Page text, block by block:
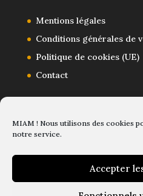
MIAM ! Nous utilisons des cookies
notre service.
Accepter
Mentions légales
Conditions générales de
Politique de cookies (UE)
Contact